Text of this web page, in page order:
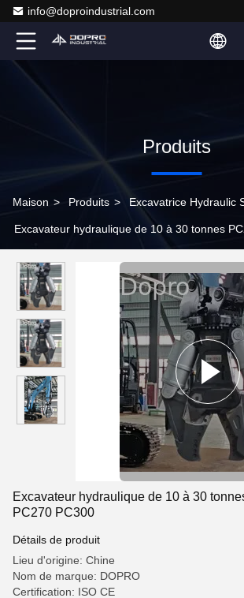
info@doproindustrial.com
Produits
Maison > Produits > Excavatrice Hydraulic
Excavateur hydraulique de 10 à 30 tonnes
Excavateur hydraulique de 10 à 30
PC270 PC300
Détails de produit
Lieu d'origine: Chine
Nom de marque: DOPRO
Certification: ISO CE